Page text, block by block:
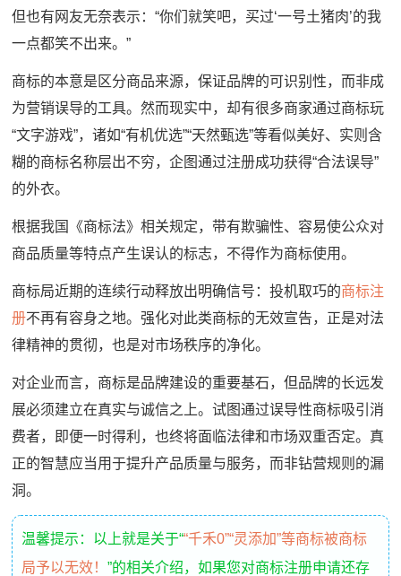
但也有网友无奈表示：“你们就笑吧，买过‘一号土猪肉’的我
一点都笑不出来。”
商标的本意是区分商品来源，保证品牌的可识别性，而非成
为营销误导的工具。然而现实中，却有很多商家通过商标玩
“文字游戏”，诸如“有机优选”“天然甄选”等看似美好、实则含
糊的商标名称层出不穷，企图通过注册成功获得“合法误导”
的外衣。
根据我国《商标法》相关规定，带有欺骗性、容易使公众对
商品质量等特点产生误认的标志，不得作为商标使用。
商标局近期的连续行动释放出明确信号：投机取巧的商标注
册不再有容身之地。强化对此类商标的无效宣告，正是对法
律精神的贯彻，也是对市场秩序的净化。
对企业而言，商标是品牌建设的重要基石，但品牌的长远发
展必须建立在真实与诚信之上。试图通过误导性商标吸引消
费者，即便一时得利，也终将面临法律和市场双重否定。真
正的智慧应当用于提升产品质量与服务，而非钻营规则的漏
洞。
温馨提示：以上就是关于““千禾0”“灵添加”等商标被商标
局予以无效！”的相关介绍，如果您对商标注册申请还存